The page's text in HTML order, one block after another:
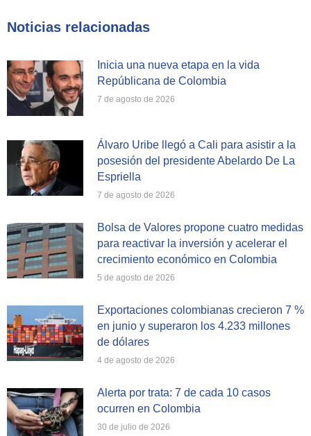
Noticias relacionadas
Inicia una nueva etapa en la vida
Repúblicana de Colombia
7 de agosto de 2026
Álvaro Uribe llegó a Cali para asistir a la
posesión del presidente Abelardo De La
Espriella
7 de agosto de 2026
Bolsa de Valores propone cuatro medidas
para reactivar la inversión y acelerar el
crecimiento económico en Colombia
5 de agosto de 2026
Exportaciones colombianas crecieron 7 %
en junio y superaron los 4.233 millones
de dólares
4 de agosto de 2026
Alerta por trata: 7 de cada 10 casos
ocurren en Colombia
30 de julio de 2026